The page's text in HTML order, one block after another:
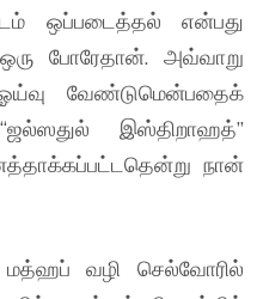
ஒப்படைத்தல் என்பது
போரேதான். அவ்வாறு
வேண்டுமென்பதைக்
இஸ்திறாஹத்”
நான்
மத்ஹப் வழி செல்வோரில்